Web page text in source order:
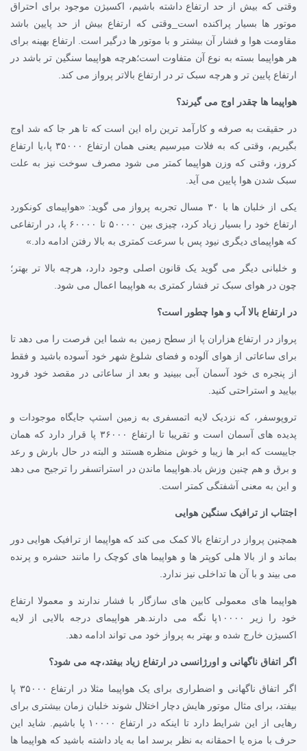
وقتی که بیش از حد ارتفاع داشته باشیم، اکسیژن موجود برای احتراق
موتور ها بسیار پراکنده است_وقتی که ارتفاع بیش از حد پایین باشد
مقاومت هوا و فشار آن بیشتر و با موتور ها درگیر است. ارتفاع بهینه برای
هر هواپیما بسته به نوع آن متفاوت است؛هرچه هواپیما سنگین تر باشد در
ارتفاع پایین تر و هرچه سبک تر در ارتفاع بالاتر پرواز می کند.
هواپیما ها چقدر اوج می گیرند؟
در حقیقت به صرفه و کارآمد ترین راه این است که تا هر جا که شد اوج
بگیریم، وقتی که به فلات میرسیم یعنی همان ارتفاع ۳۵۰۰۰ پا،یا ارتفاع
کروز، وقتی که وزن هواپیما کمتر می شود مصرف سوخت نیز به علت
سبک شدن هوا پایین می آید.
یکی از خلبان ها با ۳۰ مسال تجربه پرواز می گوید: «هواپیمای کونکورد
ارتفاع خود را بسیار زیاد کرد، چیزی بین ۵۰۰۰۰ تا ۶۰۰۰۰ پا، در ارتفاعی
که هواپیمای دیگری نیود پس با سرعت کمتری به بالا رفتن ادامه داد.»
و خلبانی دیگر می گوید یک قانون اصلی وجود دارد، هرچه بالا تر بهتر؛
چون در هوای سبک تر فشار کمتری به هواپیما اعمال می شود.
در ارتفاع بالا آب و هوا چطور است؟
پرواز در ارتفاع هزاران پا از سطح زمین به شما این فرصت را می دهد تا
برای ساعاتی از هوای آلوده و فضای شلوغ شهر خود آسوده باشید و فقط
از پنجره ی خود آسمان آبی ببینید و بعد از ساعاتی در مقصد خود فرود
بیایید و استراحتی کنید.
تروپوسفر، که نزدیک لایه اتمسفری به زمین استپ جایگاه موجودات و
پدیده های آسمان است و تقریبا تا ارتفاع ۳۶۰۰۰ پا قرار دارد که همان
جاییست که ابر ها زیبا و خوش منظره هستند و البته در حال بارش و رعد
و برق و هم چنین وزش باد.هواپیما ماندن در استراتسفر را ترجیح می دهد
و این به معنی آشفتگی کمتر است.
اجتناب از ترافیک سنگین هوایی
همچنین پرواز در ارتفاع بالا کمک می کند که هواپیما از ترافیک هوایی دور
بماند و از بالا هلی کوپتر ها و هواپیما های کوچک را مانند حشره و پرنده
می بیند و با آن ها تداخلی نیز ندارد.
هواپیما های معمولی کابین های سازگار با فشار ندارند و معمولا ارتفاع
خود را زیر ۱۰۰۰۰پا نگه می دارند.هر هواپیمای درجه بالایی از لایه
اکسیژن خارج شده و بهتر به پرواز خود می تواند ادامه دهد.
اگر اتفاق ناگهانی و اورژانسی در ارتفاع زیاد بیفتد،چه می شود؟
اگر اتفاق ناگهانی و اضطراری برای یک هواپیما مثلا در ارتفاع ۳۵۰۰۰ پا
بیفتد، برای مثال موتور هایش دچار اختلال شوند خلبان زمان بیشتری برای
رهایی از این شرایط دارد تا اینکه در ارتفاع ۱۰۰۰۰ پا باشیم. شاید این
حرف با مزه یا احمقانه به نظر برسد اما به یاد داشته باشید که هواپیما ها